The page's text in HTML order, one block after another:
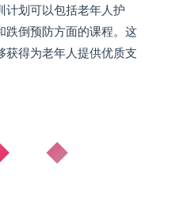
计划可以包括老年人护
跌倒预防方面的课程。这
获得为老年人提供优质支
◆